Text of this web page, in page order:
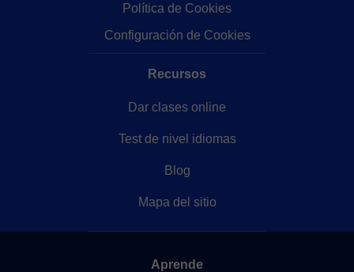
Política de Cookies
Configuración de Cookies
Recursos
Dar clases online
Test de nivel idiomas
Blog
Mapa del sitio
Aprende